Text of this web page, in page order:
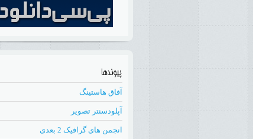
آفاق هاستینگ
آپلودسنتر تصویر
انجمن های گرافیک 2 بعدی